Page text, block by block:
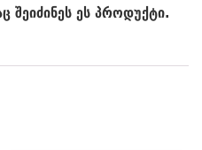
შეიძინეს ეს პროდუქტი.